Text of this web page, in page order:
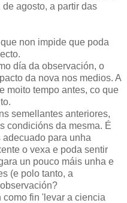
de agosto, a partir das
non impide que poda
día da observación, o
da nova nos medios. A
moito tempo antes, co que
semellantes anteriores,
condicións da mesma. É
para unha
o vexa e poda sentir
un pouco máis unha e
(e polo tanto, a
como fin 'levar a ciencia